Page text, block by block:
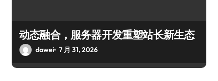
动态融合，服务器开发重塑站长新生态
dawei 7 月 31, 2026